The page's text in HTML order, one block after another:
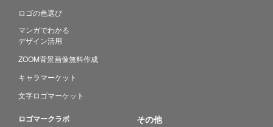
ロゴの色選び
マンガでわかる
デザイン活用
ZOOM背景画像無料作成
キャラマーケット
文字ロゴマーケット
ロゴマークラボ その他